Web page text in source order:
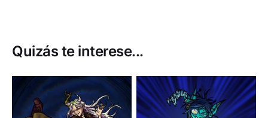
Quizás te interese...